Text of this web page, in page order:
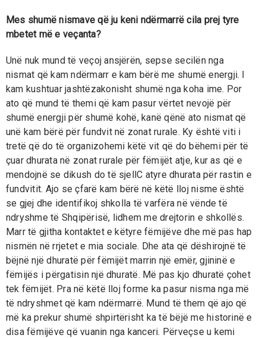
Mes shumë nismave që ju keni ndërmarrë cila prej tyre
mbetet më e veçanta?
Unë nuk mund të veçoj ansjërën, sepse secilën nga
nismat që kam ndërmarr e kam bërë me shumë energji. I
kam kushtuar jashtëzakonisht shumë nga koha ime. Por
ato që mund të themi që kam pasur vërtet nevojë për
shumë energji për shumë kohë, kanë qënë ato nismat që
unë kam bërë për fundvit në zonat rurale. Ky është viti i
tretë që do të organizohemi këtë vit që do bëhemi për të
çuar dhurata në zonat rurale për fëmijët atje, kur as që e
mendojnë se dikush do të sjellC atyre dhurata për rastin e
fundvitit. Ajo se çfarë kam bërë në këtë lloj nisme është
se gjej dhe identifikoj shkolla të varfëra në vënde të
ndryshme të Shqipërisë, lidhem me drejtorin e shkollës.
Marr të gjitha kontaktet e këtyre fëmijëve dhe më pas hap
nismën në rrjetet e mia sociale. Dhe ata që dëshirojnë të
bëjnë një dhuratë për fëmijët marrin një emër, gjininë e
fëmijës i përgatisin një dhuratë. Më pas kjo dhuratë çohet
tek fëmijët. Pra në këtë lloj forme ka pasur nisma nga më
të ndryshmet që kam ndërmarrë. Mund të them që ajo që
më ka prekur shumë shpirtërisht ka të bëjë me historinë e
disa fëmijëve që vuanin nga kanceri. Përveçse u kemi